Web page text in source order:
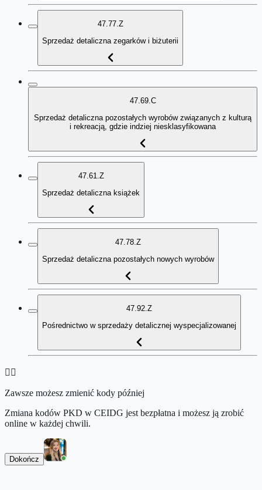
47.77.Z
Sprzedaż detaliczna zegarków i biżuterii
47.69.C
Sprzedaż detaliczna pozostałych wyrobów związanych z kulturą
i rekreacją, gdzie indziej niesklasyfikowana
47.61.Z
Sprzedaż detaliczna książek
47.78.Z
Sprzedaż detaliczna pozostałych nowych wyrobów
47.92.Z
Pośrednictwo w sprzedaży detalicznej wyspecjalizowanej
👉🏻
Zawsze możesz zmienić kody później
Zmiana kodów PKD w CEIDG jest bezpłatna i możesz ją zrobić
online w każdej chwili.
Dokończ